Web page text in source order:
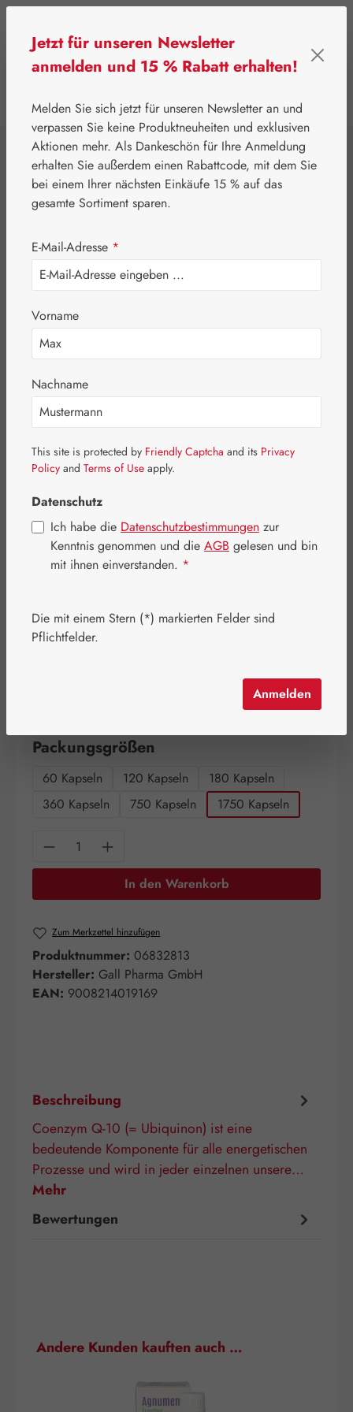
⌂ Gall Pharma Coenzym Q-10
Coenzym Q-10 120
mg GPH Kapseln
Bildergalerie überspringen
Regulärer Preis:
1.458,60 €
Inhalt:0.522 Kilogramm
Packungsgrößen
60 Kapseln 120 Kapseln
180 Kapseln
360 Kapseln
750 Kapseln 1750 Kapseln
Produkt Anzahl: Gib den gewünschten
In den Warenkorb
Zum Merkzettel hinzufügen
Produktnummer: 06832813
Hersteller: Gall Pharma GmbH
EAN: 9008214019169
Beschreibung
Coenzym Q-10 (= Ubiquinon) ist eine
bedeutende Komponente für alle energetischen
Prozesse und wird in jeder einzelnen unsere…
Mehr
Bewertungen
Produktgalerie überspringen
Andere Kunden kauften auch …
Jetzt für unseren Newsletter
anmelden und 15 % Rabatt erhalten!
Melden Sie sich jetzt für unseren Newsletter an und
verpassen Sie keine Produktneuheiten und exklusiven
Aktionen mehr. Als Dankeschön für Ihre Anmeldung
erhalten Sie außerdem einen Rabattcode, mit dem Sie
bei einem Ihrer nächsten Einkäufe 15 % auf das
gesamte Sortiment sparen.
E-Mail-Adresse *
Vorname
Nachname
This site is protected by Friendly Captcha and its Privacy
Policy and Terms of Use apply.
Datenschutz
Ich habe die Datenschutzbestimmungen zur
Kenntnis genommen und die AGB gelesen und bin
mit ihnen einverstanden. *
Die mit einem Stern (*) markierten Felder sind
Pflichtfelder.
Anmelden